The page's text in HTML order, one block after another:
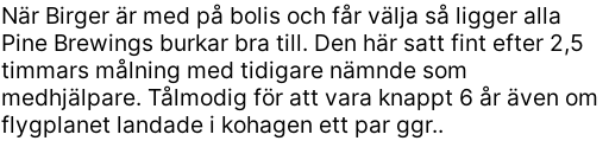
När Birger är med på bolis och får välja så ligger alla
Pine Brewings burkar bra till. Den här satt fint efter 2,5
timmars målning med tidigare nämnde som
medhjälpare. Tålmodig för att vara knappt 6 år även om
flygplanet landade i kohagen ett par ggr..